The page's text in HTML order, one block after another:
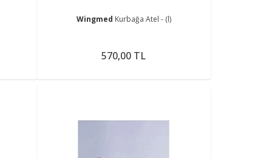
Wingmed Kurbağa Atel - (l)
570,00 TL